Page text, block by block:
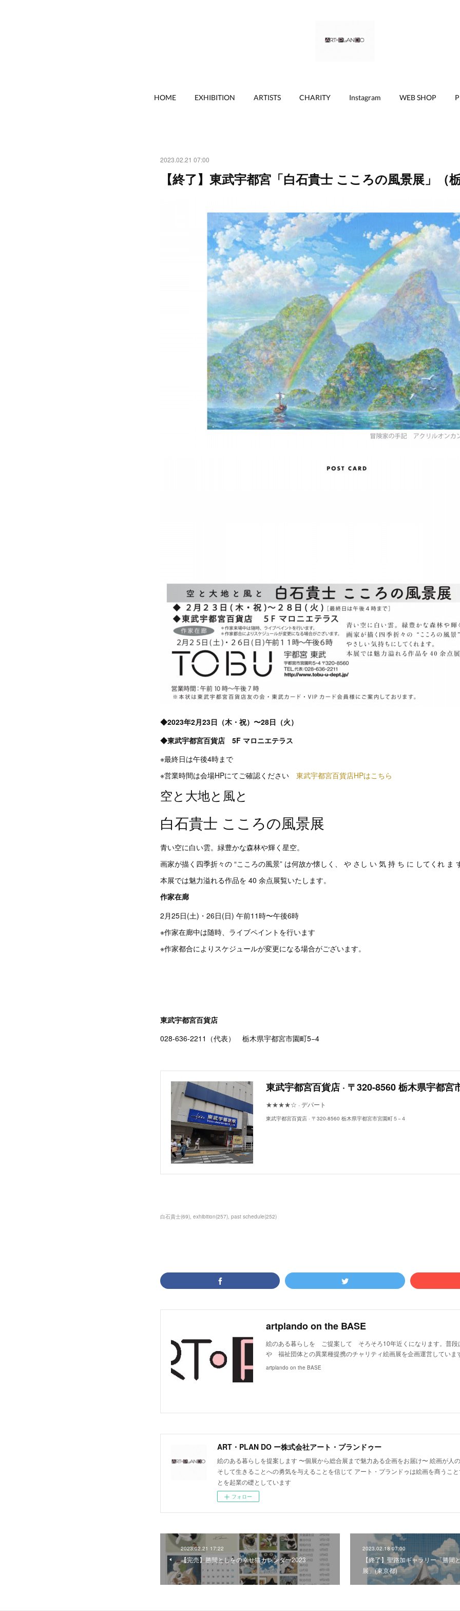
HOME EXHIBITION ARTISTS CHARITY Instagram WEB SHOP
2023.02.21 07:00
【終了】東武宇都宮「白石貴士 こころの風景展」（
◆2023年2月23日（木・祝）〜28日（火）
◆東武宇都宮百貨店 5F マロニエテラス
※最終日は午後4時まで
※営業時間は会場HPにてご確認ください 東武宇都宮百貨店HPはこちら
空と大地と風と
白石貴士 こころの風景展
青い空に白い雲。緑豊かな森林や輝く星空。
画家が描く四季折々の “こころの風景” は何故か懐しく、 や さし い 気 持 ち に してくれ ま
本展では魅力溢れる作品を 40 余点展覧いたします。
作家在廊
2月25日(土)・26日(日) 午前11時〜午後6時
※作家在廊中は随時、ライブペイントを行います
※作家都合によりスケジュールが変更になる場合がございます。
東武宇都宮百貨店
028-636-2211（代表） 栃木県宇都宮市園町5−4
東武宇都宮百貨店 · 〒320-8560 栃木県宇都宮
★★★★☆ · デパート
東武宇都宮百貨店 · 〒320-8560 栃木県宇都宮市宮園町５−４
白石貴士(69) exhibition(257) past schedule(252)
artplando on the BASE
絵のある暮らしを ご提案して そろそろ10年近くになります。普段
や 福祉団体との異業種提携のチャリティ絵画展を企画運営してい
artplando on the BASE
ART・PLAN DO ー株式会社アート・プランドゥー
絵のある暮らしを提案します 〜個展から総合展まで魅力ある企画をお届け〜 絵画が人
そして生きることへの勇気を与えることを信じて アート・プランドゥは絵画を商うこ
とを起業の礎としています
フォロー
2023.02.21 17:22
【完売】勝間としをの幸せ猫カレンダー2023
2023.02.18 07:00
【終了】聖路加ギャラリー「勝間
展」(東京都)